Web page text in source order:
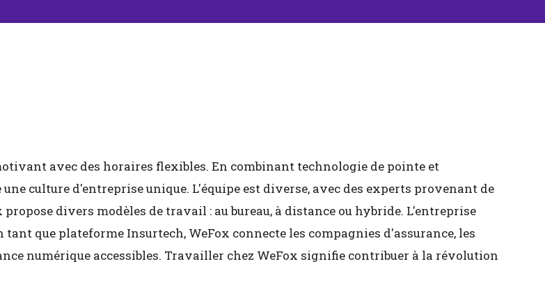
avec des horaires flexibles. En combinant technologie de pointe et
culture d'entreprise unique. L'équipe est diverse, avec des experts provenant de
divers modèles de travail : au bureau, à distance ou hybride. L'entreprise
que plateforme Insurtech, WeFox connecte les compagnies d'assurance, les
numérique accessibles. Travailler chez WeFox signifie contribuer à la révolution